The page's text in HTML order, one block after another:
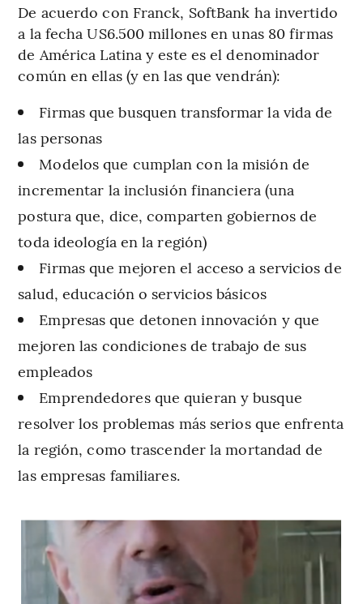
De acuerdo con Franck, SoftBank ha invertido
a la fecha US6.500 millones en unas 80 firmas
de América Latina y este es el denominador
común en ellas (y en las que vendrán):
Firmas que busquen transformar la vida de
las personas
Modelos que cumplan con la misión de
incrementar la inclusión financiera (una
postura que, dice, comparten gobiernos de
toda ideología en la región)
Firmas que mejoren el acceso a servicios de
salud, educación o servicios básicos
Empresas que detonen innovación y que
mejoren las condiciones de trabajo de sus
empleados
Emprendedores que quieran y busque
resolver los problemas más serios que enfrenta
la región, como trascender la mortandad de
las empresas familiares.